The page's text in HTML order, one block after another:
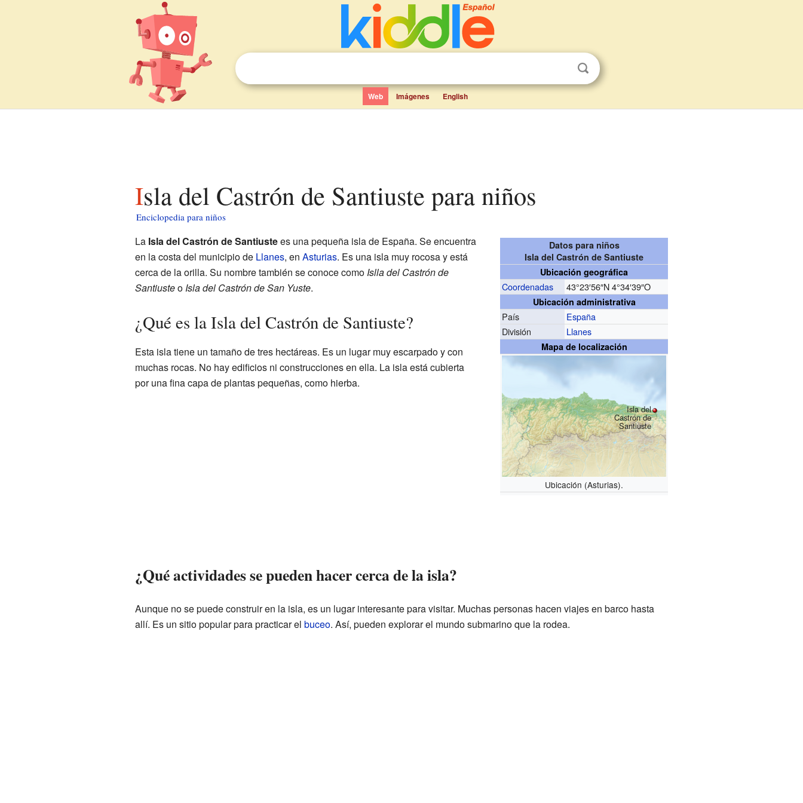
Web Imágenes English
Isla del Castrón de Santiuste para niños
Enciclopedia para niños
Datos para niños
Isla del Castrón de Santiuste
Ubicación geográfica
Coordenadas 43°23′56″N 4°34′39″O
Ubicación administrativa
País
España
División
Llanes
Mapa de localización
Isla del
Castrón de
Santiuste
Ubicación (Asturias).
La Isla del Castrón de Santiustees una pequeña isla de España. Se encuentra
en la costa del municipio de Llanes, en Asturias. Es una isla muy rocosa y está
cerca de la orilla. Su nombre también se conoce como Islla del Castrón de
Santiusteo Isla del Castrón de San Yuste.
¿Qué es la Isla del Castrón de Santiuste?
Esta isla tiene un tamaño de tres hectáreas. Es un lugar muy escarpado y con
muchas rocas. No hay edificios ni construcciones en ella. La isla está cubierta
por una fina capa de plantas pequeñas, como hierba.
¿Qué actividades se pueden hacer cerca de la isla?
Aunque no se puede construir en la isla, es un lugar interesante para visitar. Muchas personas hacen viajes en barco hasta
allí. Es un sitio popular para practicar el buceo. Así, pueden explorar el mundo submarino que la rodea.